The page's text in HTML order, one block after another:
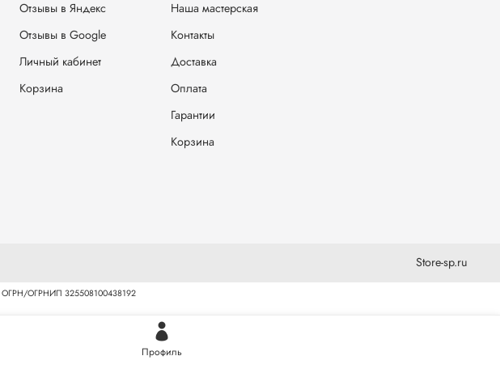
Отзывы в Яндекс
Отзывы в Google
Личный кабинет
Корзина
Наша мастерская
Контакты
Доставка
Оплата
Гарантии
Корзина
Store-sp.ru
ОГРН/ОГРНИП 325508100438192
Профиль